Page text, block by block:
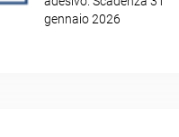
gennaio 2026